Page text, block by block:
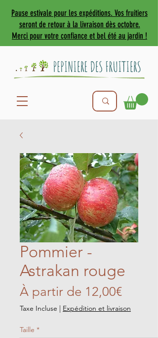
Pause estivale pour les expéditions. Vos fruitiers
seront de retour à la livraison dès octobre.
Merci pour votre confiance et bel été au jardin !
Pommier -
Astrakan rouge
À partir de 12,00€Prix
Taxe Incluse Expédition et livraison
Taille *